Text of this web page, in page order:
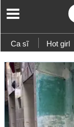
Ca sĩ Hot girl